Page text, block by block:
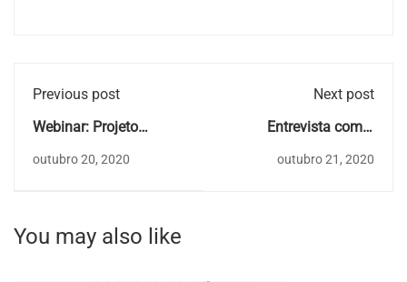
Previous post
Webinar: Projeto
Diálogo com o Autor -
outubro 20, 2020
Next post
Entrevista com o
Professor Leonardo
outubro 21, 2020
You may also like